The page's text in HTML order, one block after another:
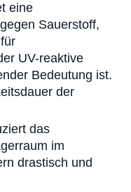
eine
Sauerstoff,
UV-reaktive
Bedeutung ist.
der
das
im
drastisch und